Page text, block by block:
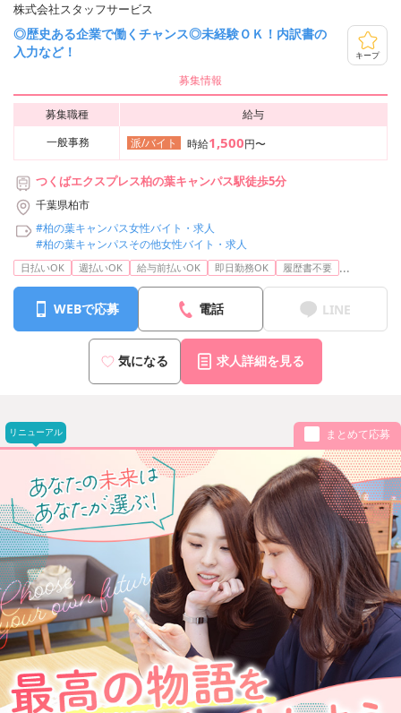
株式会社スタッフサービス
◎歴史ある企業で働くチャンス◎未経験ＯＫ！内訳書の
入力など！
キープ
募集情報
募集職種
給与
一般事務
派/バイト 時給1,500円〜
つくばエクスプレス柏の葉キャンパス駅徒歩5分
千葉県柏市
#柏の葉キャンパス女性バイト・求人
#柏の葉キャンパスその他女性バイト・求人
日払いOK 週払いOK 給与前払いOK 即日勤務OK 履歴書不要 ...
WEBで応募 電話 LINE
気になる 求人詳細を見る
リニューアル まとめて応募